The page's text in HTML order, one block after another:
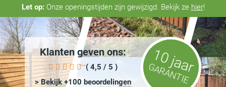
Let op:Onze openingstijden zijn gewijzigd. Bekijk ze hier!
Klanten geven ons:
( 4,5 / 5 )
> Bekijk +100 beoordelingen
10 jaar
GARANTIE